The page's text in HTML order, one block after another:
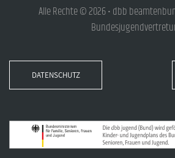
Alle Rechte © 2026 • dbb
DATENSCHUTZ